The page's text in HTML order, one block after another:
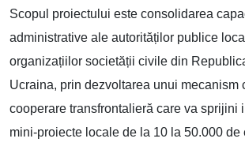
Scopul proiectului este consolidarea
administrative ale autorităților publice
organizațiilor societății civile din
Ucraina, prin dezvoltarea unui mecanism
cooperare transfrontalieră care va sprijini
mini-proiecte locale de la 10 la 50.000 de